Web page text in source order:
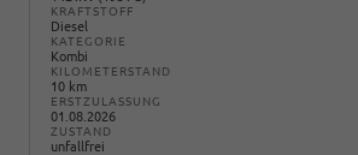
KRAFTSTOFF
Diesel
KATEGORIE
Kombi
KILOMETERSTAND
10 km
ERSTZULASSUNG
01.08.2026
ZUSTAND
unfallfrei